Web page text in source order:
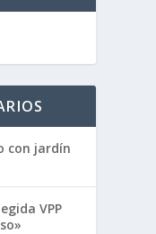
con jardín
VPP